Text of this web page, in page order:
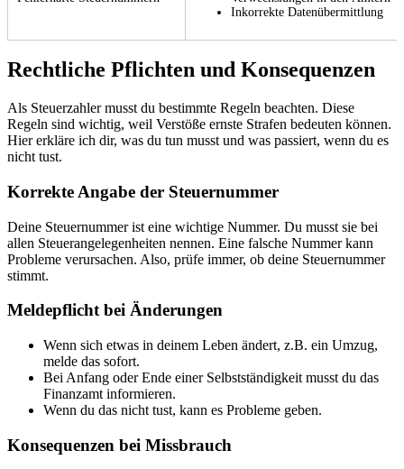
Inkorrekte Datenübermittlung
Rechtliche Pflichten und Konsequenzen
Als Steuerzahler musst du bestimmte Regeln beachten. Diese
Regeln sind wichtig, weil Verstöße ernste Strafen bedeuten können.
Hier erkläre ich dir, was du tun musst und was passiert, wenn du es
nicht tust.
Korrekte Angabe der Steuernummer
Deine Steuernummer ist eine wichtige Nummer. Du musst sie bei
allen Steuerangelegenheiten nennen. Eine falsche Nummer kann
Probleme verursachen. Also, prüfe immer, ob deine Steuernummer
stimmt.
Meldepflicht bei Änderungen
Wenn sich etwas in deinem Leben ändert, z.B. ein Umzug,
melde das sofort.
Bei Anfang oder Ende einer Selbstständigkeit musst du das
Finanzamt informieren.
Wenn du das nicht tust, kann es Probleme geben.
Konsequenzen bei Missbrauch